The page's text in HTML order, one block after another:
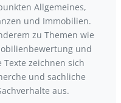
Allgemeines,
und Immobilien.
zu Themen wie
und
zeichnen sich
und sachliche
aus.